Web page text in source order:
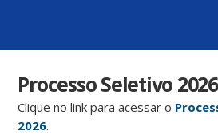
Processo Seletivo 2026
Clique no link para acessar o
2026.